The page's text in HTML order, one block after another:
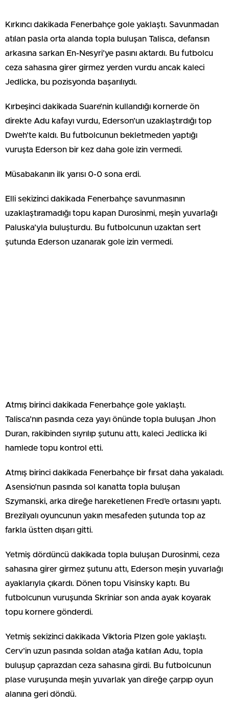
Kırkıncı dakikada Fenerbahçe gole yaklaştı. Savunmadan
atılan pasla orta alanda topla buluşan Talisca, defansın
arkasına sarkan En-Nesyri’ye pasını aktardı. Bu futbolcu
ceza sahasına girer girmez yerden vurdu ancak kaleci
Jedlicka, bu pozisyonda başarılıydı.
Kırbeşinci dakikada Suare’nin kullandığı kornerde ön
direkte Adu kafayı vurdu, Ederson’un uzaklaştırdığı top
Dweh’te kaldı. Bu futbolcunun bekletmeden yaptığı
vuruşta Ederson bir kez daha gole izin vermedi.
Müsabakanın ilk yarısı 0-0 sona erdi.
Elli sekizinci dakikada Fenerbahçe savunmasının
uzaklaştıramadığı topu kapan Durosinmi, meşin yuvarlağı
Paluska’yla buluşturdu. Bu futbolcunun uzaktan sert
şutunda Ederson uzanarak gole izin vermedi.
Atmış birinci dakikada Fenerbahçe gole yaklaştı.
Talisca’nın pasında ceza yayı önünde topla buluşan Jhon
Duran, rakibinden sıyrılıp şutunu attı, kaleci Jedlicka iki
hamlede topu kontrol etti.
Atmış birinci dakikada Fenerbahçe bir fırsat daha yakaladı.
Asensio’nun pasında sol kanatta topla buluşan
Szymanski, arka direğe hareketlenen Fred’e ortasını yaptı.
Brezilyalı oyuncunun yakın mesafeden şutunda top az
farkla üstten dışarı gitti.
Yetmiş dördüncü dakikada topla buluşan Durosinmi, ceza
sahasına girer girmez şutunu attı, Ederson meşin yuvarlağı
ayaklarıyla çıkardı. Dönen topu Visinsky kaptı. Bu
futbolcunun vuruşunda Skriniar son anda ayak koyarak
topu kornere gönderdi.
Yetmiş sekizinci dakikada Viktoria Plzen gole yaklaştı.
Cerv’in uzun pasında soldan atağa katılan Adu, topla
buluşup çaprazdan ceza sahasına girdi. Bu futbolcunun
plase vuruşunda meşin yuvarlak yan direğe çarpıp oyun
alanına geri döndü.